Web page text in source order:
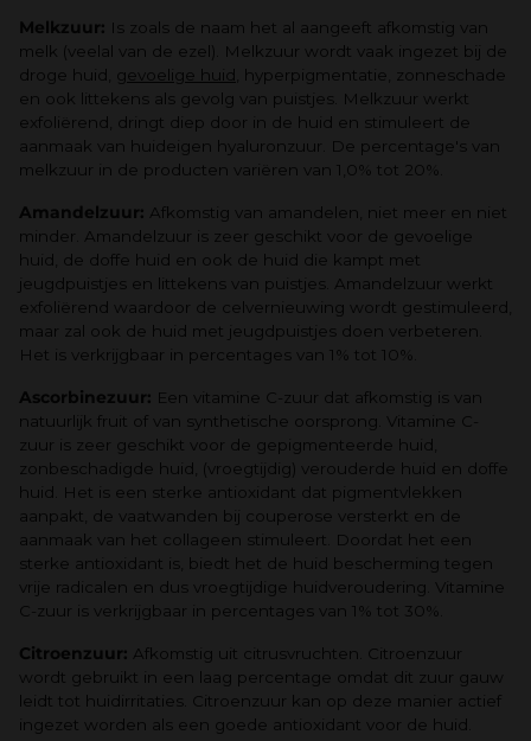
Melkzuur: Is zoals de naam het al aangeeft afkomstig van
melk (veelal van de ezel). Melkzuur wordt vaak ingezet bij de
droge huid, gevoelige huid , hyperpigmentatie, zonneschade
en ook littekens als gevolg van puistjes. Melkzuur werkt
exfoliërend, dringt diep door in de huid en stimuleert de
aanmaak van huideigen hyaluronzuur. De percentage's van
melkzuur in de producten variëren van 1,0% tot 20%.
Amandelzuur: Afkomstig van amandelen, niet meer en niet
minder. Amandelzuur is zeer geschikt voor de gevoelige
huid, de doffe huid en ook de huid die kampt met
jeugdpuistjes en littekens van puistjes. Amandelzuur werkt
exfoliërend waardoor de celvernieuwing wordt gestimuleerd,
maar zal ook de huid met jeugdpuistjes doen verbeteren.
Het is verkrijgbaar in percentages van 1% tot 10%.
Ascorbinezuur: Een vitamine C-zuur dat afkomstig is van
natuurlijk fruit of van synthetische oorsprong. Vitamine C-
zuur is zeer geschikt voor de gepigmenteerde huid,
zonbeschadigde huid, (vroegtijdig) verouderde huid en doffe
huid. Het is een sterke antioxidant dat pigmentvlekken
aanpakt, de vaatwanden bij couperose versterkt en de
aanmaak van het collageen stimuleert. Doordat het een
sterke antioxidant is, biedt het de huid bescherming tegen
vrije radicalen en dus vroegtijdige huidveroudering. Vitamine
C-zuur is verkrijgbaar in percentages van 1% tot 30%.
Citroenzuur: Afkomstig uit citrusvruchten. Citroenzuur
wordt gebruikt in een laag percentage omdat dit zuur gauw
leidt tot huidirritaties. Citroenzuur kan op deze manier actief
ingezet worden als een goede antioxidant voor de huid.